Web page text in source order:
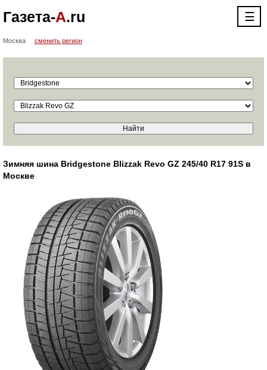
Газета-А.ru ☰
Москва сменить регион
Зимняя шина Bridgestone Blizzak Revo GZ 245/40 R17 91S в
Москве